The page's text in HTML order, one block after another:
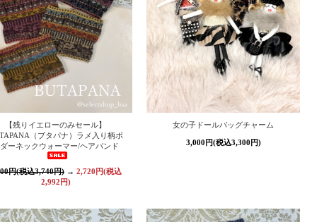
【残りイエローのみセール】
（ブタパナ）ラメ入り柄ボ
ーネックウォーマー/ヘアバンド
円(税込3,740円) → 2,720円(税込
2,992円)
女の子ドールバッグチャーム
3,000円(税込3,300円)